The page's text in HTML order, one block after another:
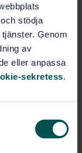
stödja
Genom
av
eller anpassa
sekretess.
alternativ